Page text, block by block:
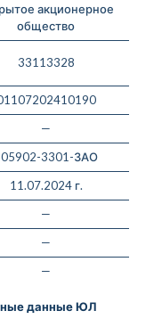
акционерное
общество
33113328
—
3301-ЗАО
11.07.2024 г.
—
—
—
данные ЮЛ